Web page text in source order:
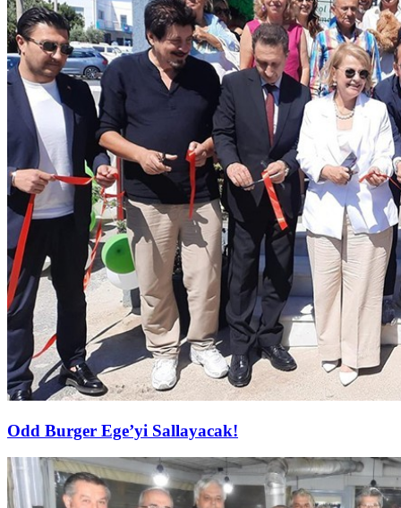
Odd Burger Ege’yi Sallayacak!